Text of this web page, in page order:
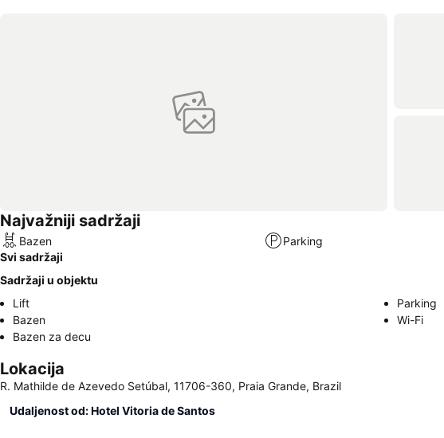
Najvažniji sadržaji
Bazen
Parking
Svi sadržaji
Sadržaji u objektu
Lift
Parking
Bazen
Wi-Fi
Bazen za decu
Lokacija
R. Mathilde de Azevedo Setúbal, 11706-360, Praia Grande, Brazil
Udaljenost od: Hotel Vitoria de Santos